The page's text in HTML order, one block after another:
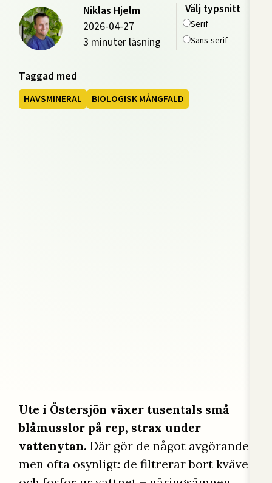
Niklas Hjelm
2026-04-27
3 minuter läsning
Välj typsnitt
Serif
Sans-serif
Taggad med
HAVSMINERAL BIOLOGISK MÅNGFALD
Ute i Östersjön växer tusentals små
blåmusslor på rep, strax under
vattenytan.Där gör de något avgörande
men ofta osynligt: de filtrerar bort kväve